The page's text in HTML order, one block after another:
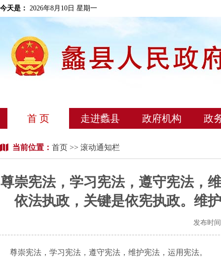
今天是： 2026年8月10日 星期一
首 页 走进蠡县 政府机构 政
当前位置： 首页 >> 滚动通知栏
尊崇宪法，学习宪法，遵守宪法，
依法执政，关键是依宪执政。维
发布时
尊崇宪法，学习宪法，遵守宪法，维护宪法，运用宪法。